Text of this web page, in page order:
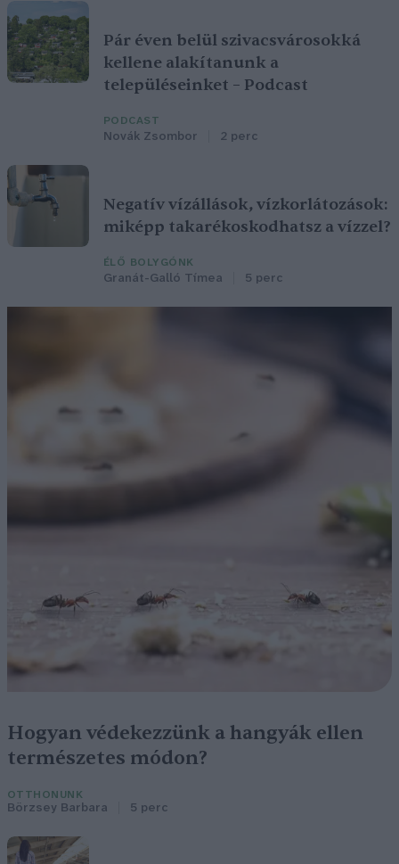
Pár éven belül szivacsvárosokká
kellene alakítanunk a
településeinket – Podcast
PODCAST
Novák Zsombor 2 perc
Negatív vízállások, vízkorlátozások:
miképp takarékoskodhatsz a vízzel?
ÉLŐ BOLYGÓNK
Granát-Galló Tímea 5 perc
Hogyan védekezzünk a hangyák ellen
természetes módon?
OTTHONUNK
Börzsey Barbara 5 perc